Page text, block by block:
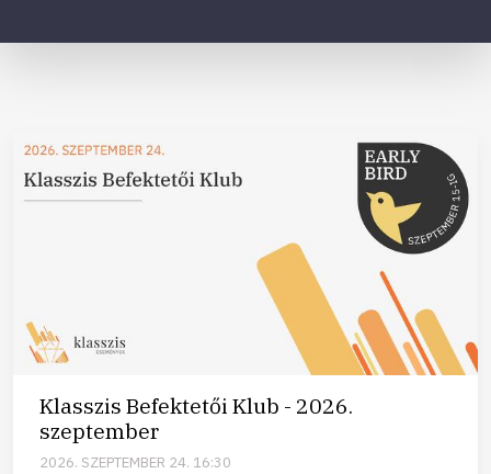
Klasszis Befektetői Klub - 2026.
szeptember
2026. SZEPTEMBER 24. 16:30